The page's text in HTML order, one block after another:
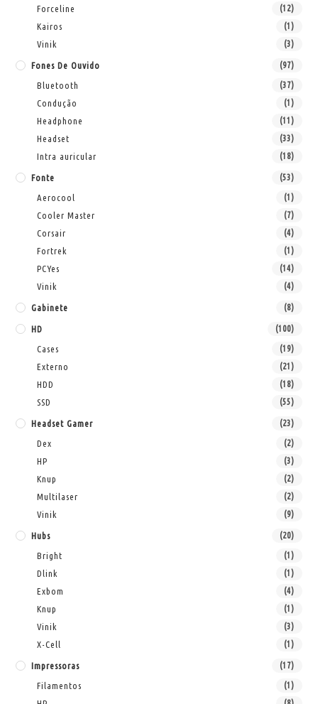
Forceline (12)
Kairos (1)
Vinik (3)
Fones De Ouvido (97)
Bluetooth (37)
Condução (1)
Headphone (11)
Headset (33)
Intra auricular (18)
Fonte (53)
Aerocool (1)
Cooler Master (7)
Corsair (4)
Fortrek (1)
PCYes (14)
Vinik (4)
Gabinete (8)
HD (100)
Cases (19)
Externo (21)
HDD (18)
SSD (55)
Headset Gamer (23)
Dex (2)
HP (3)
Knup (2)
Multilaser (2)
Vinik (9)
Hubs (20)
Bright (1)
Dlink (1)
Exbom (4)
Knup (1)
Vinik (3)
X-Cell (1)
Impressoras (17)
Filamentos (1)